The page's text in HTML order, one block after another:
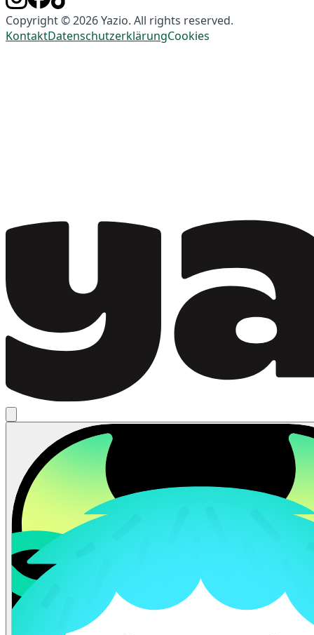
Copyright © 2026 Yazio. All rights reserved.
KontaktDatenschutzerklärungCookies